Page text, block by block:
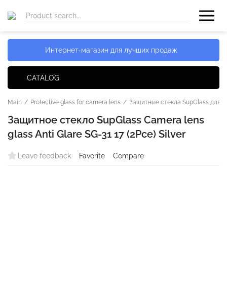
Интернет-магазин для лучших продаж
CATALOG
Main / Protective glass for camera lens / Защитные стекла SupGlass для
Защитное стекло SupGlass Camera lens
glass Anti Glare SG-31 17 (2Pce) Silver
Leave feedback Favorite Compare